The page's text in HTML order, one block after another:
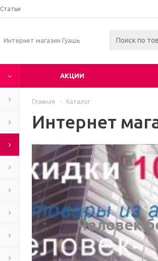
Статьи
Интернет магазин Гуашь
АКЦИИ
Главная - Каталог
Интернет
Человек